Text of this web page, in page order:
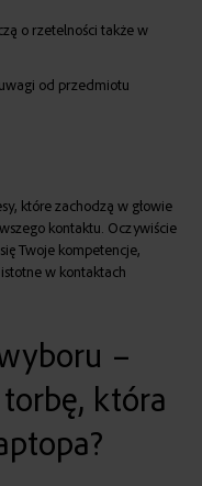
o rzetelności także w
od przedmiotu
które zachodzą w głowie
kontaktu. Oczywiście
Twoje kompetencje,
w kontaktach
–
która